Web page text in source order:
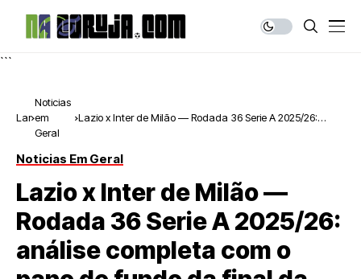
```
Lar
Noticias
em
Geral
Lazio x Inter de Milão — Rodada 36 Serie A 2025/26:
Noticias Em Geral
Lazio x Inter de Milão —
Rodada 36 Serie A 2025/26:
análise completa com o